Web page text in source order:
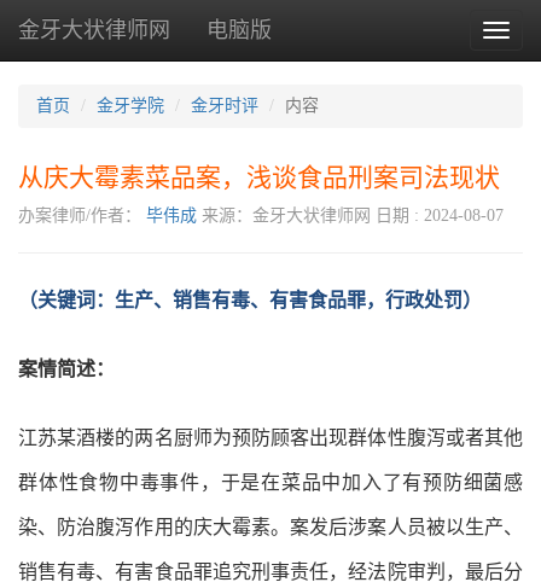
Toggle
金牙大状律师网 电脑版
首页 金牙学院 金牙时评 内容
从庆大霉素菜品案，浅谈食品刑案司法现状
办案律师/作者： 毕伟成 来源：金牙大状律师网 日期 : 2024-08-07
（关键词： 生产、销售有毒、有害食品罪，行政处罚）
案情简述：
江苏某酒楼的两名厨师为预防顾客出现群体性腹泻或者其他
群体性食物中毒事件，于是在菜品中加入了有预防细菌感
染、防治腹泻作用的庆大霉素。案发后涉案人员被以生产、
销售有毒、有害食品罪追究刑事责任，经法院审判，最后分